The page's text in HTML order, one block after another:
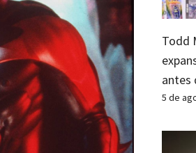
Todd
antes
5 de